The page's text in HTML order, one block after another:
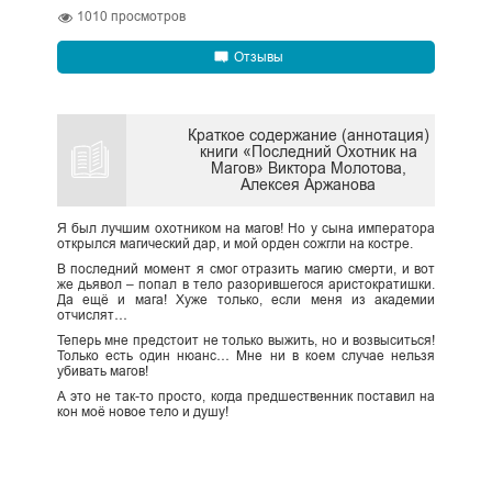
1010 просмотров
Отзывы
Краткое содержание (аннотация)
книги «Последний Охотник на
Магов» Виктора Молотова,
Алексея Аржанова
Я был лучшим охотником на магов! Но у сына императора
открылся магический дар, и мой орден сожгли на костре.
В последний момент я смог отразить магию смерти, и вот
же дьявол – попал в тело разорившегося аристократишки.
Да ещё и мага! Хуже только, если меня из академии
отчислят…
Теперь мне предстоит не только выжить, но и возвыситься!
Только есть один нюанс… Мне ни в коем случае нельзя
убивать магов!
А это не так-то просто, когда предшественник поставил на
кон моё новое тело и душу!